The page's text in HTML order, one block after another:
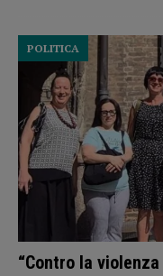
“Contro la
POLITICA